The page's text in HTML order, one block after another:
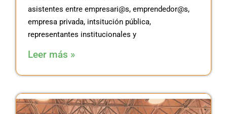
asistentes entre empresari@s, emprendedor@s,
empresa privada, intsitución pública,
representantes institucionales y
Leer más »